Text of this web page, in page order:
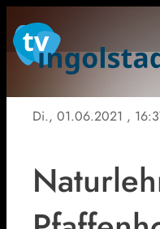
Di., 01.06.2021 ,